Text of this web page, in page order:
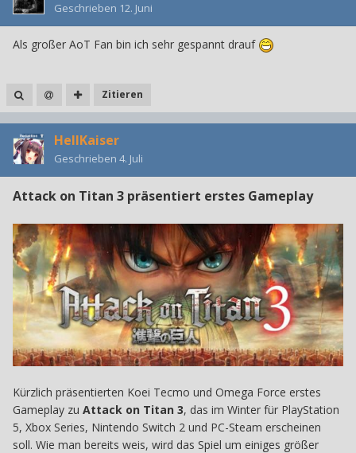
Geschrieben 12. Juni
Als großer AoT Fan bin ich sehr gespannt drauf
Zitieren
HellKaiser
Geschrieben 4. Juli
Attack on Titan 3 präsentiert erstes Gameplay
Kürzlich präsentierten Koei Tecmo und Omega Force erstes
Gameplay zu Attack on Titan 3, das im Winter für PlayStation
5, Xbox Series, Nintendo Switch 2 und PC-Steam erscheinen
soll. Wie man bereits weis, wird das Spiel um einiges größer